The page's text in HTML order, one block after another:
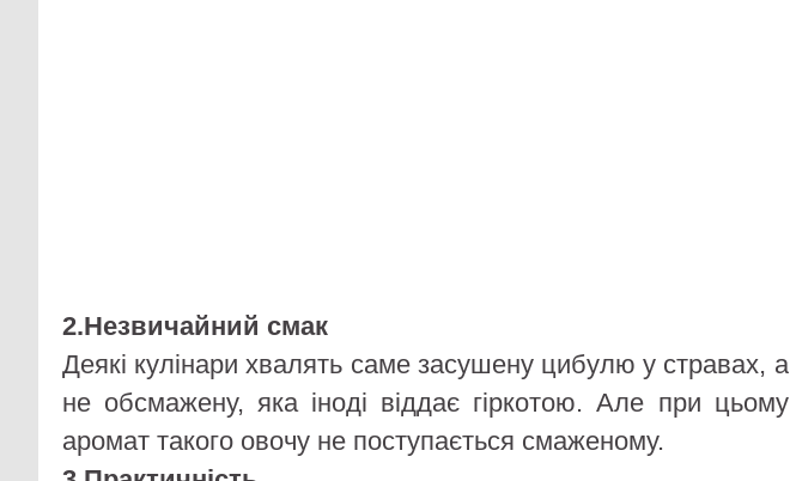
2.Незвичайний смак
Деякі кулінари хвалять саме засушену цибулю у стравах, а
не обсмажену, яка іноді віддає гіркотою. Але при цьому
аромат такого овочу не поступається смаженому.